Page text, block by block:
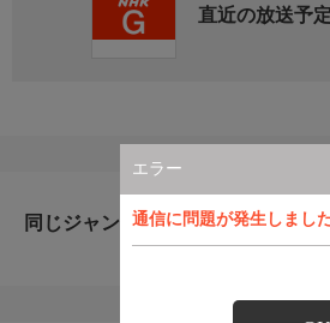
エラー
通信に問題が発生しまし
直近の放送予
同じジャンルのおすすめ番組